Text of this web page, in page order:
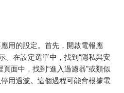
用的設定。首先，開啟電報應
。在設定選單中，找到“隱私與安
面中，找到“進入過濾器”或類似
用過濾。這個過程可能會根據電